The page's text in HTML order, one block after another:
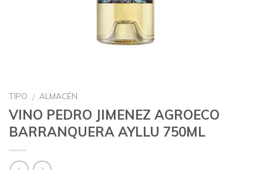
TIPO / ALMACÉN
VINO PEDRO JIMENEZ AGROECO
BARRANQUERA AYLLU 750ML